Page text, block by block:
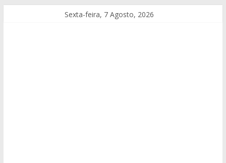
Sexta-feira, 7 Agosto, 2026